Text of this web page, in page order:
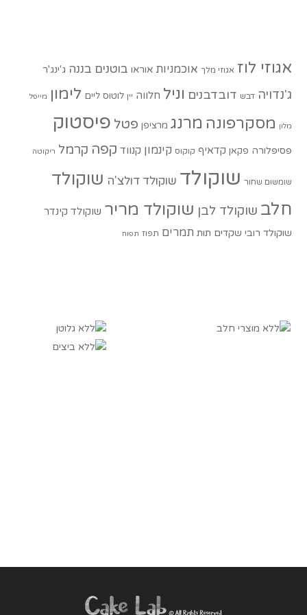
אגוזי לוז אגוזי מלך אוכמניות אוראו בוטנים בננה ג'ינג'ר
ג'נדויה דבש דובדבנים וניל חלווה יין לוטוס ליים לימון מייפל
מלון מסקרפונה מרנג מרציפן פטל פיסטוק
פסיפלורה פקאן קדאיף קוקוס קינמון קנווד קפה קרמל ריקוטה
שומשום שחור שוקולד שוקולד דולצ'ה שוקולד
חלב שוקולד לבן שוקולד מריר שוקולד קינדר
שוקולד רובי שקדים תות תמרים תפוז תפוח